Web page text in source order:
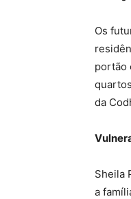
Os
portão
da
Sheila
a